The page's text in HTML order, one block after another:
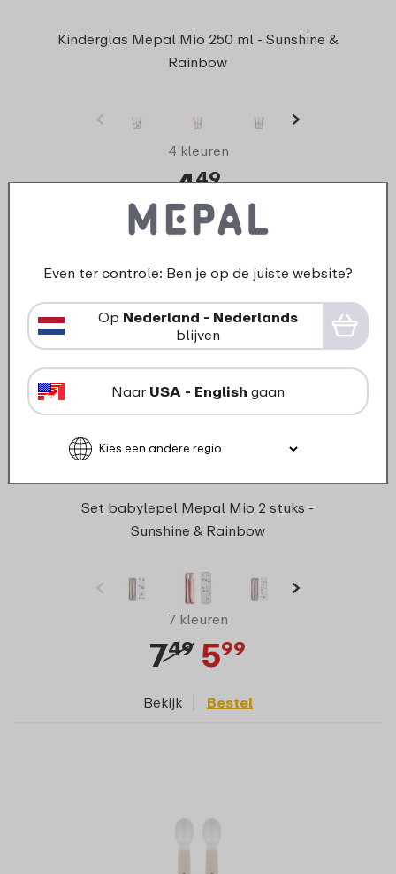
Kinderglas Mepal Mio 250 ml - Sunshine &
Rainbow
4 kleuren
449
Bekijk Bestel
Tijdelijk -20%
Set babylepel Mepal Mio 2 stuks -
Sunshine & Rainbow
7 kleuren
749 599
Bekijk Bestel
Even ter controle: Ben je op de juiste website?
Op Nederland - Nederlands
blijven
Naar USA - English gaan